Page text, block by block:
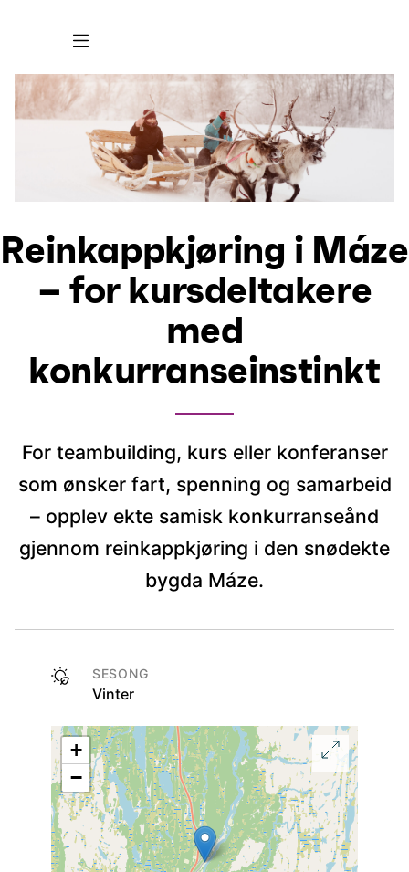
Reinkappkjøring i Máze
– for kursdeltakere
med
konkurranseinstinkt
For teambuilding, kurs eller konferanser
som ønsker fart, spenning og samarbeid
– opplev ekte samisk konkurranseånd
gjennom reinkappkjøring i den snødekte
bygda Máze.
SESONG
Vinter
+
−